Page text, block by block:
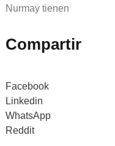
Nurmay tienen
Compartir
Facebook
Linkedin
WhatsApp
Reddit